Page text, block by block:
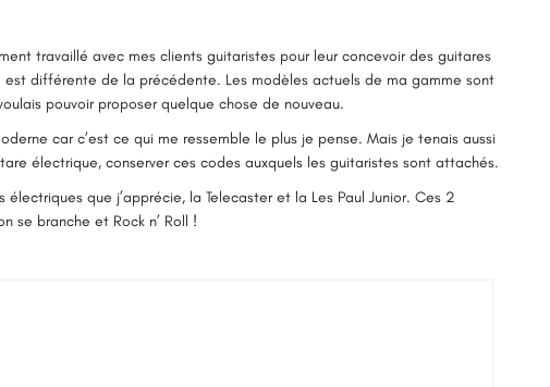
travaillé avec mes clients guitaristes pour leur concevoir des guitares
est différente de la précédente. Les modèles actuels de ma gamme sont
pouvoir proposer quelque chose de nouveau.
car c’est ce qui me ressemble le plus je pense. Mais je tenais aussi
électrique, conserver ces codes auxquels les guitaristes sont attachés.
que j’apprécie, la Telecaster et la Les Paul Junior. Ces 2
se branche et Rock n’ Roll !